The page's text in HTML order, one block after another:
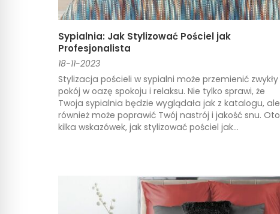
Sypialnia: Jak Stylizować Pościel jak
Profesjonalista
18-11-2023
Stylizacja pościeli w sypialni może przemienić zwykły
pokój w oazę spokoju i relaksu. Nie tylko sprawi, że
Twoja sypialnia będzie wyglądała jak z katalogu, ale
również może poprawić Twój nastrój i jakość snu. Oto
kilka wskazówek, jak stylizować pościel jak...